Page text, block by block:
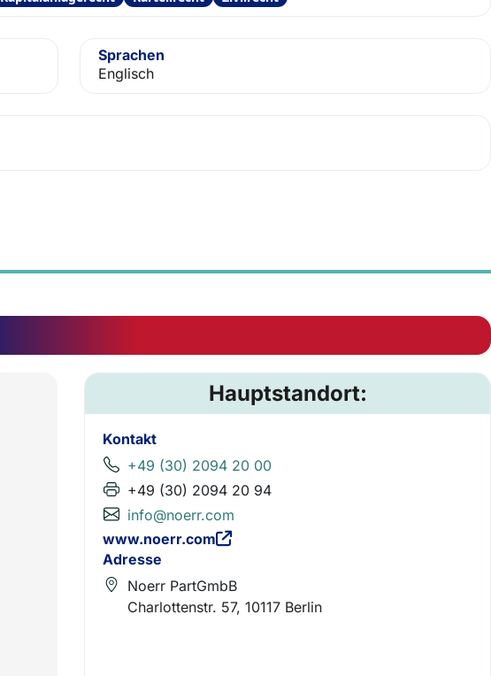
Sprachen
Englisch
Hauptstandort:
Kontakt
+49 (30) 2094 20 00
+49 (30) 2094 20 94
info@noerr.com
www.noerr.com
Adresse
Noerr PartGmbB
Charlottenstr. 57, 10117 Berlin